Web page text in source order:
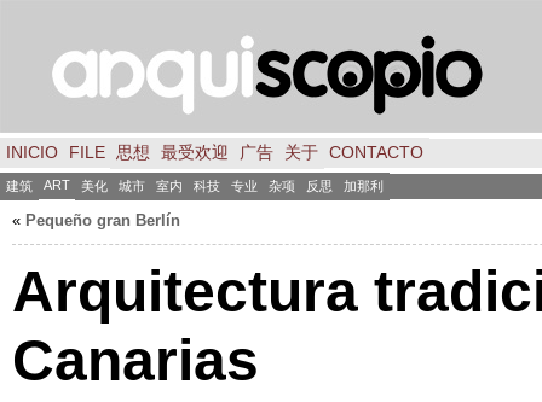
INICIO FILE 思想 最受欢迎 广告 关于 CONTACTO
建筑 ART 美化 城市 室内 科技 专业 杂项 反思 加那利
« Pequeño gran Berlín
Arquitectura
Canarias